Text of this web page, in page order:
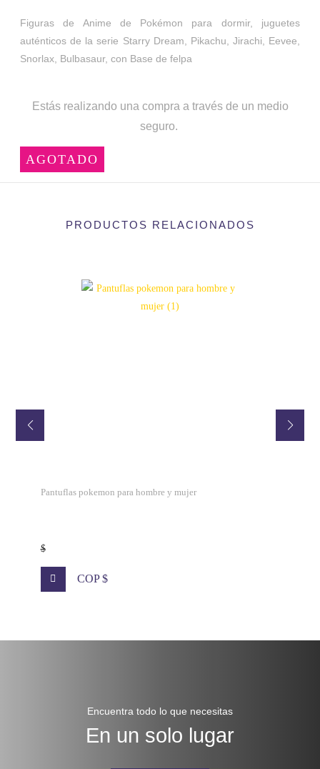
Figuras de Anime de Pokémon para dormir, juguetes
auténticos de la serie Starry Dream, Pikachu, Jirachi, Eevee,
Snorlax, Bulbasaur, con Base de felpa
Estás realizando una compra a través de un medio
seguro.
AGOTADO
PRODUCTOS RELACIONADOS
Pantuflas pokemon para hombre y mujer
$
COP $
Encuentra todo lo que necesitas
En un solo lugar